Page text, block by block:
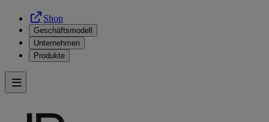
Shop
Geschäftsmodell
Unternehmen
Produkte